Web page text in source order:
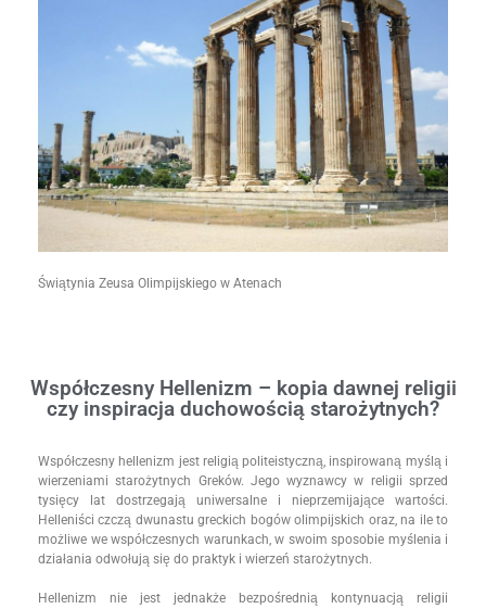
Świątynia Zeusa Olimpijskiego w Atenach
Współczesny Hellenizm – kopia dawnej religii
czy inspiracja duchowością starożytnych?
Współczesny hellenizm jest religią politeistyczną, inspirowaną myślą i
wierzeniami starożytnych Greków. Jego wyznawcy w religii sprzed
tysięcy lat dostrzegają uniwersalne i nieprzemijające wartości.
Helleniści czczą dwunastu greckich bogów olimpijskich oraz, na ile to
możliwe we współczesnych warunkach, w swoim sposobie myślenia i
działania odwołują się do praktyk i wierzeń starożytnych.
Hellenizm nie jest jednakże bezpośrednią kontynuacją religii